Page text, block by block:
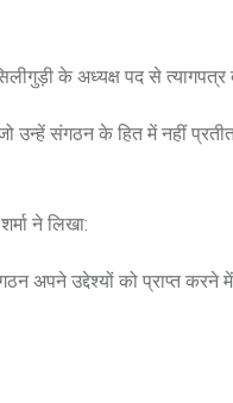
के अध्यक्ष पद से त्यागपत्र
उन्हें संगठन के हित में नहीं
ने लिखा:
अपने उद्देश्यों को प्राप्त करने